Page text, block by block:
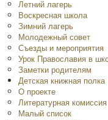
Летний лагерь
Воскресная школа
Зимний лагерь
Молодежный совет
Съезды и мероприятия
Урок Православия в
Заметки родителям
Детская книжная полка
O проекте
Литературная комиссия
Малый список